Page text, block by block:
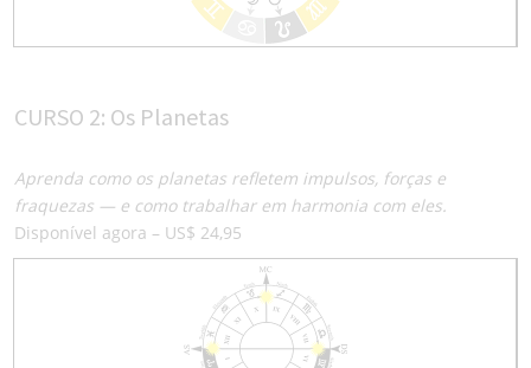
CURSO 2: Os Planetas
Aprenda como os planetas refletem impulsos, forças e
fraquezas — e como trabalhar em harmonia com eles.
Disponível agora – US$ 24,95